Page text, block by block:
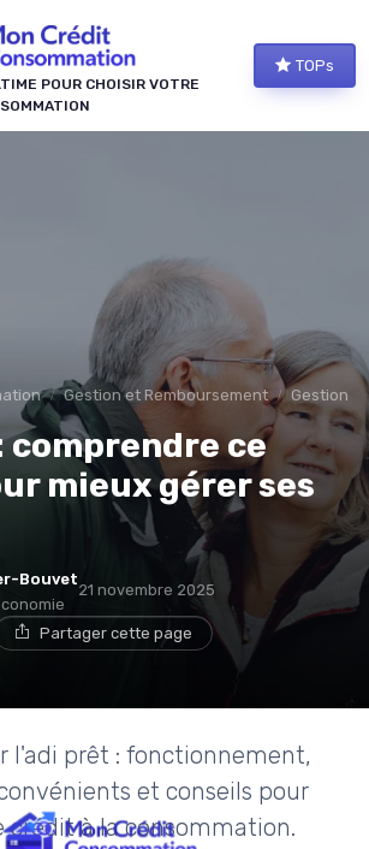
POUR CHOISIR VOTRE
TOPs
Gestion et Remboursement Gestion
comprendre ce
mieux gérer ses
Bouvet
21 novembre 2025
Partager cette page
l'adi prêt : fonctionnement,
et conseils pour
crédit à la consommation.
des cookies